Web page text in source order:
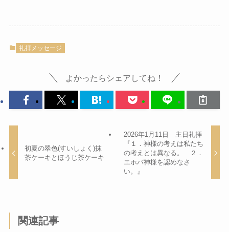
礼拝メッセージ
よかったらシェアしてね！
初夏の翠色(すいしょく)抹
茶ケーキとほうじ茶ケーキ
2026年1月11日 主日礼拝
『１．神様の考えは私たち
の考えとは異なる。 ２．
エホバ神様を認めなさ
い。』
関連記事